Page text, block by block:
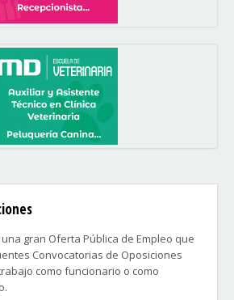
gran Oferta Pública de Empleo que
Convocatorias de Oposiciones
como funcionario o como